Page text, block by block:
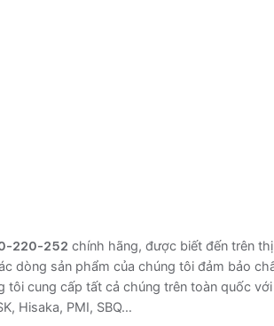
220-252 chính hãng, được biết đến trên
dòng sản phẩm của chúng tôi đảm bảo
tôi cung cấp tất cả chúng trên toàn quốc
Hisaka, PMI, SBQ…